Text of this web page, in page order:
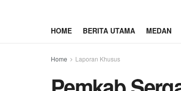
HOME BERITA UTAMA MEDAN
Home Laporan Khusus